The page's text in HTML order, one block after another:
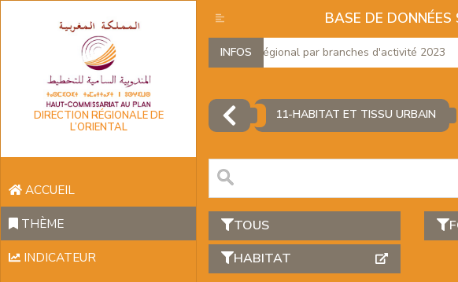
DIRECTION RÉGIONALE DE
L’ORIENTAL
ACCUEIL
THÈME
INDICATEUR
BASE DE
INFOS
Produit Intérieur Brut Régional par branches d'activité 2023
11-HABITAT ET TISSU URBAIN
TOUS
HABITAT